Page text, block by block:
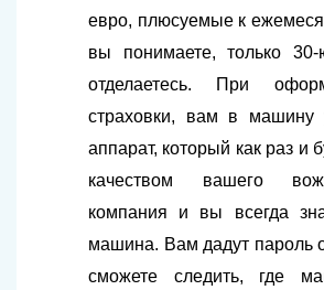
евро, плюсуемые к
вы понимаете, только
отделаетесь. При
страховки, вам в машину
аппарат, который как раз и
качеством вашего
компания и вы всегда
машина. Вам дадут пароль
сможете следить, где